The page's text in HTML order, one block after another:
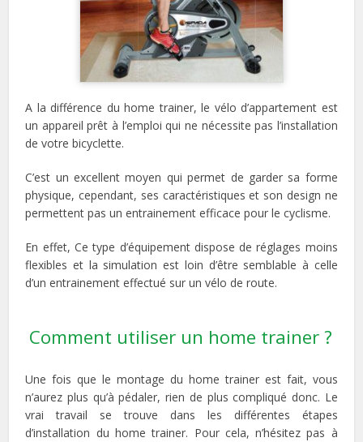
A la différence du home trainer, le vélo d’appartement est
un appareil prêt à l’emploi qui ne nécessite pas l’installation
de votre bicyclette.
C’est un excellent moyen qui permet de garder sa forme
physique, cependant, ses caractéristiques et son design ne
permettent pas un entrainement efficace pour le cyclisme.
En effet, Ce type d’équipement dispose de réglages moins
flexibles et la simulation est loin d’être semblable à celle
d’un entrainement effectué sur un vélo de route.
Comment utiliser un home trainer ?
Une fois que le montage du home trainer est fait, vous
n’aurez plus qu’à pédaler, rien de plus compliqué donc. Le
vrai travail se trouve dans les différentes étapes
d’installation du home trainer. Pour cela, n’hésitez pas à